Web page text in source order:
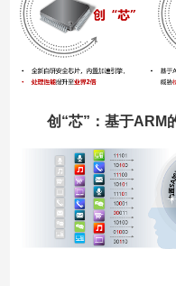
创“芯”：基于ARM